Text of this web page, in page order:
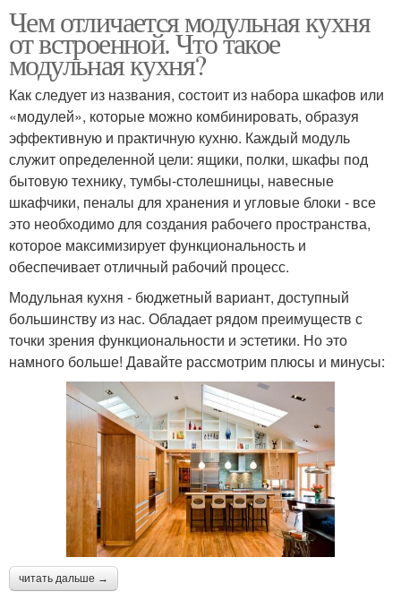
Чем отличается модульная кухня
от встроенной. Что такое
модульная кухня?
Как следует из названия, состоит из набора шкафов или
«модулей», которые можно комбинировать, образуя
эффективную и практичную кухню. Каждый модуль
служит определенной цели: ящики, полки, шкафы под
бытовую технику, тумбы-столешницы, навесные
шкафчики, пеналы для хранения и угловые блоки - все
это необходимо для создания рабочего пространства,
которое максимизирует функциональность и
обеспечивает отличный рабочий процесс.
Модульная кухня - бюджетный вариант, доступный
большинству из нас. Обладает рядом преимуществ с
точки зрения функциональности и эстетики. Но это
намного больше! Давайте рассмотрим плюсы и минусы:
читать дальше →